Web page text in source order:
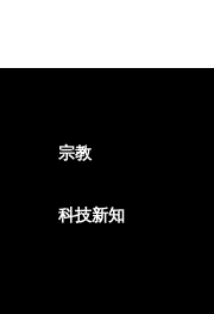
宗教
科技新知